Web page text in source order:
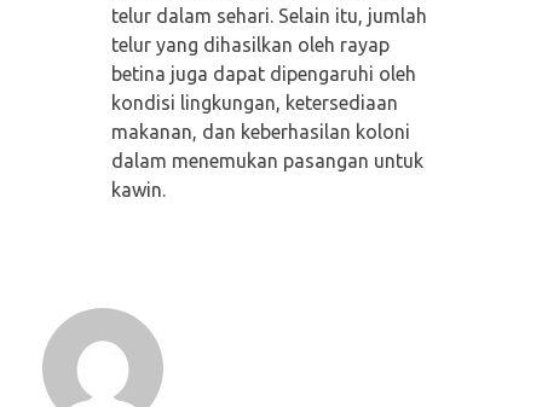
telur dalam sehari. Selain itu, jumlah
telur yang dihasilkan oleh rayap
betina juga dapat dipengaruhi oleh
kondisi lingkungan, ketersediaan
makanan, dan keberhasilan koloni
dalam menemukan pasangan untuk
kawin.